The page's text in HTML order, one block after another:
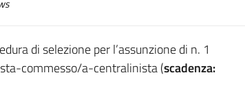
di selezione per l’assunzione di n. 1
commesso/a-centralinista (scadenza: